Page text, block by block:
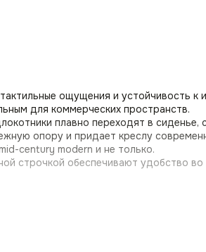
ощущения и устойчивость к
для коммерческих пространств.
плавно переходят в сиденье,
опору и придает креслу
century modern и не только.
строчкой обеспечивают удобство
пространств.